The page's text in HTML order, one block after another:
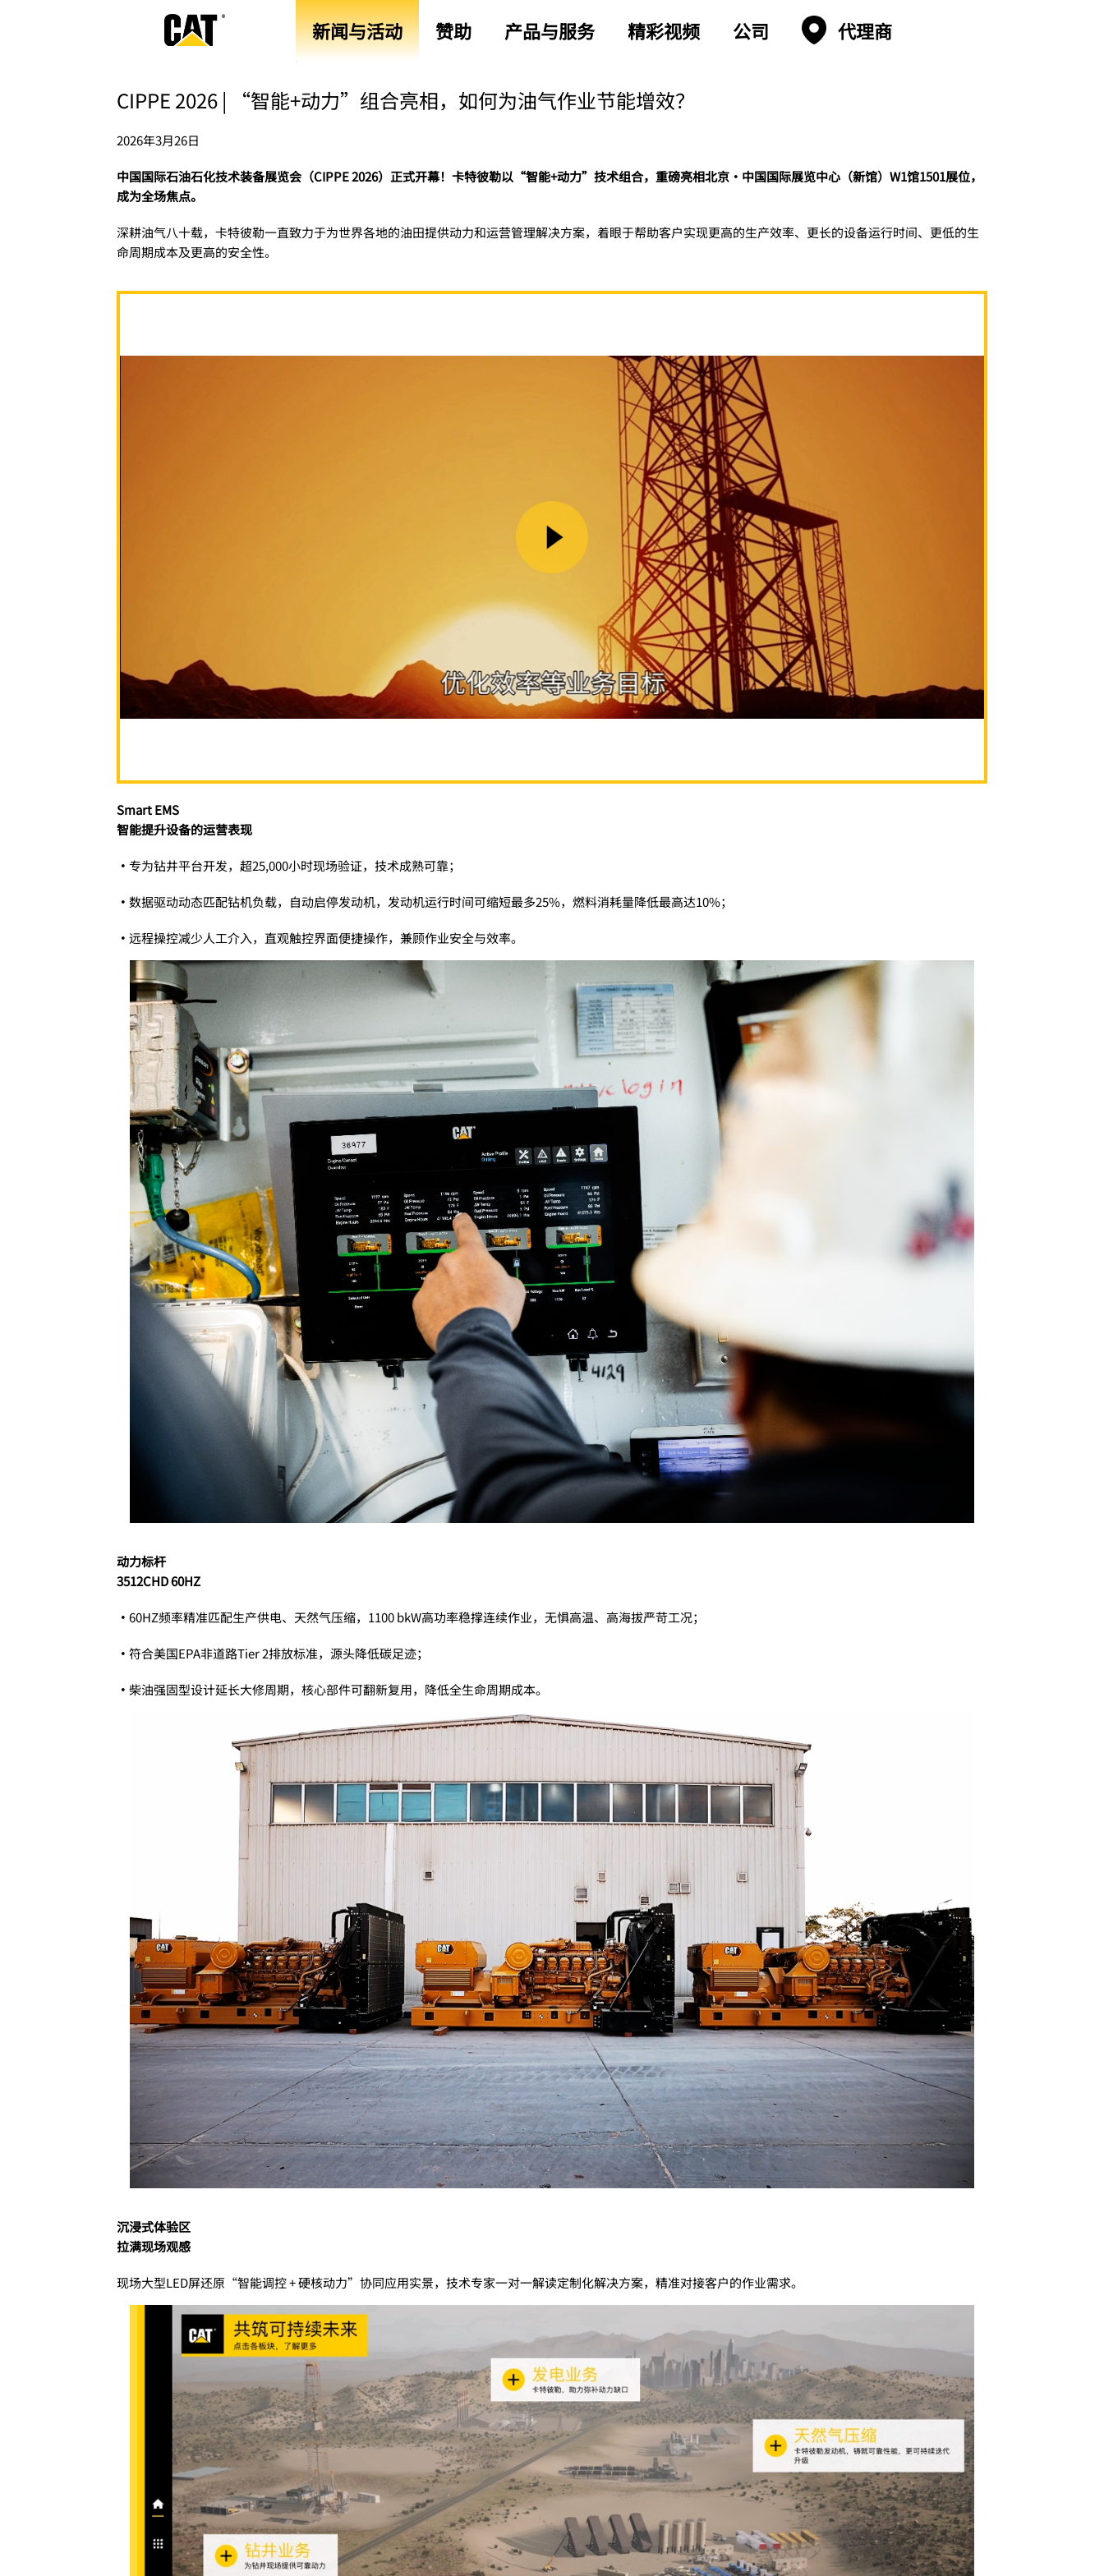
新闻与活动 赞助 产品与服务 精彩视频 公司 代理商
CIPPE 2026 | “智能+动力”组合亮相，如何为油气作业节能增效？
2026年3月26日
中国国际石油石化技术装备展览会（CIPPE 2026）正式开幕！卡特彼勒以“智能+动力”技术组合，重磅亮相北京·中国国际展览中心（新馆）W1馆1501展位，
成为全场焦点。
深耕油气八十载，卡特彼勒一直致力于为世界各地的油田提供动力和运营管理解决方案，着眼于帮助客户实现更高的生产效率、更长的设备运行时间、更低的生
命周期成本及更高的安全性。
Smart EMS
智能提升设备的运营表现
• 专为钻井平台开发，超25,000小时现场验证，技术成熟可靠；
• 数据驱动动态匹配钻机负载，自动启停发动机，发动机运行时间可缩短最多25%，燃料消耗量降低最高达10%；
• 远程操控减少人工介入，直观触控界面便捷操作，兼顾作业安全与效率。
动力标杆
3512CHD 60HZ
• 60HZ频率精准匹配生产供电、天然气压缩，1100 bkW高功率稳撑连续作业，无惧高温、高海拔严苛工况；
• 符合美国EPA非道路Tier 2排放标准，源头降低碳足迹；
• 柴油强固型设计延长大修周期，核心部件可翻新复用，降低全生命周期成本。
沉浸式体验区
拉满现场观感
现场大型LED屏还原“智能调控 + 硬核动力”协同应用实景，技术专家一对一解读定制化解决方案，精准对接客户的作业需求。